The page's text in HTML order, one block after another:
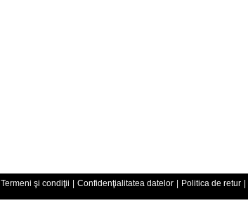
Termeni şi condiţii | Confidenţialitatea datelor | Politica de retur |